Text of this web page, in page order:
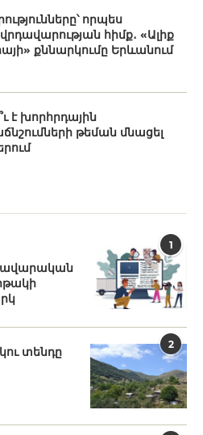
որպես
հիմք․ «Ալիք
քննարկումը Երևանում
է խորհրդային
թեման մնացել
1
2
տենդը